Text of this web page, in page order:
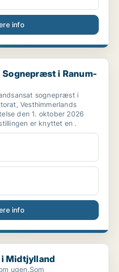
info
i Ranum-Malle-Vilsted P...
Sognepræst i Ranum-
sognepræst i
Vesthimmerlands
den 1. oktober 2026
er knyttet en .
info
Midtjylland
ugen.Som